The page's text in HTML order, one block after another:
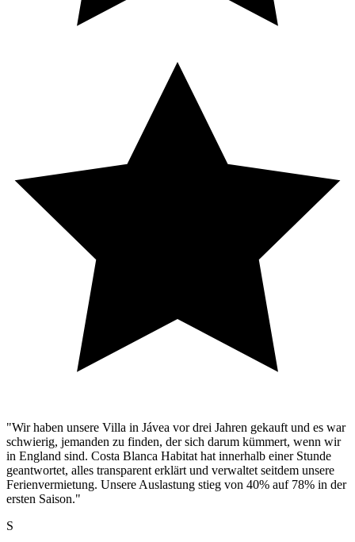
"Wir haben unsere Villa in Jávea vor drei Jahren gekauft und es war
schwierig, jemanden zu finden, der sich darum kümmert, wenn wir
in England sind. Costa Blanca Habitat hat innerhalb einer Stunde
geantwortet, alles transparent erklärt und verwaltet seitdem unsere
Ferienvermietung. Unsere Auslastung stieg von 40% auf 78% in der
ersten Saison."
S